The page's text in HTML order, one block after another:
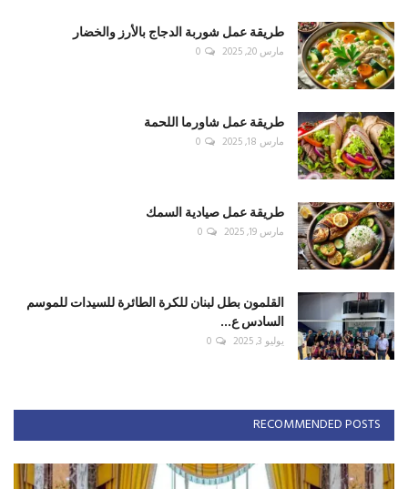
طريقة عمل شوربة الدجاج بالأرز والخضار
مارس 20, 2025 0
طريقة عمل شاورما اللحمة
مارس 18, 2025 0
طريقة عمل صيادية السمك
مارس 19, 2025 0
القلمون بطل لبنان للكرة الطائرة للسيدات للموسم
السادس ع...
يوليو 3, 2025 0
RECOMMENDED POSTS